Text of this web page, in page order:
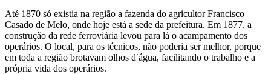
Até 1870 só existia na região a fazenda do agricultor Francisco
Casado de Melo, onde hoje está a sede da prefeitura. Em 1877, a
construção da rede ferroviária levou para lá o acampamento dos
operários. O local, para os técnicos, não poderia ser melhor, porque
em toda a região brotavam olhos d′água, facilitando o trabalho e a
própria vida dos operários.